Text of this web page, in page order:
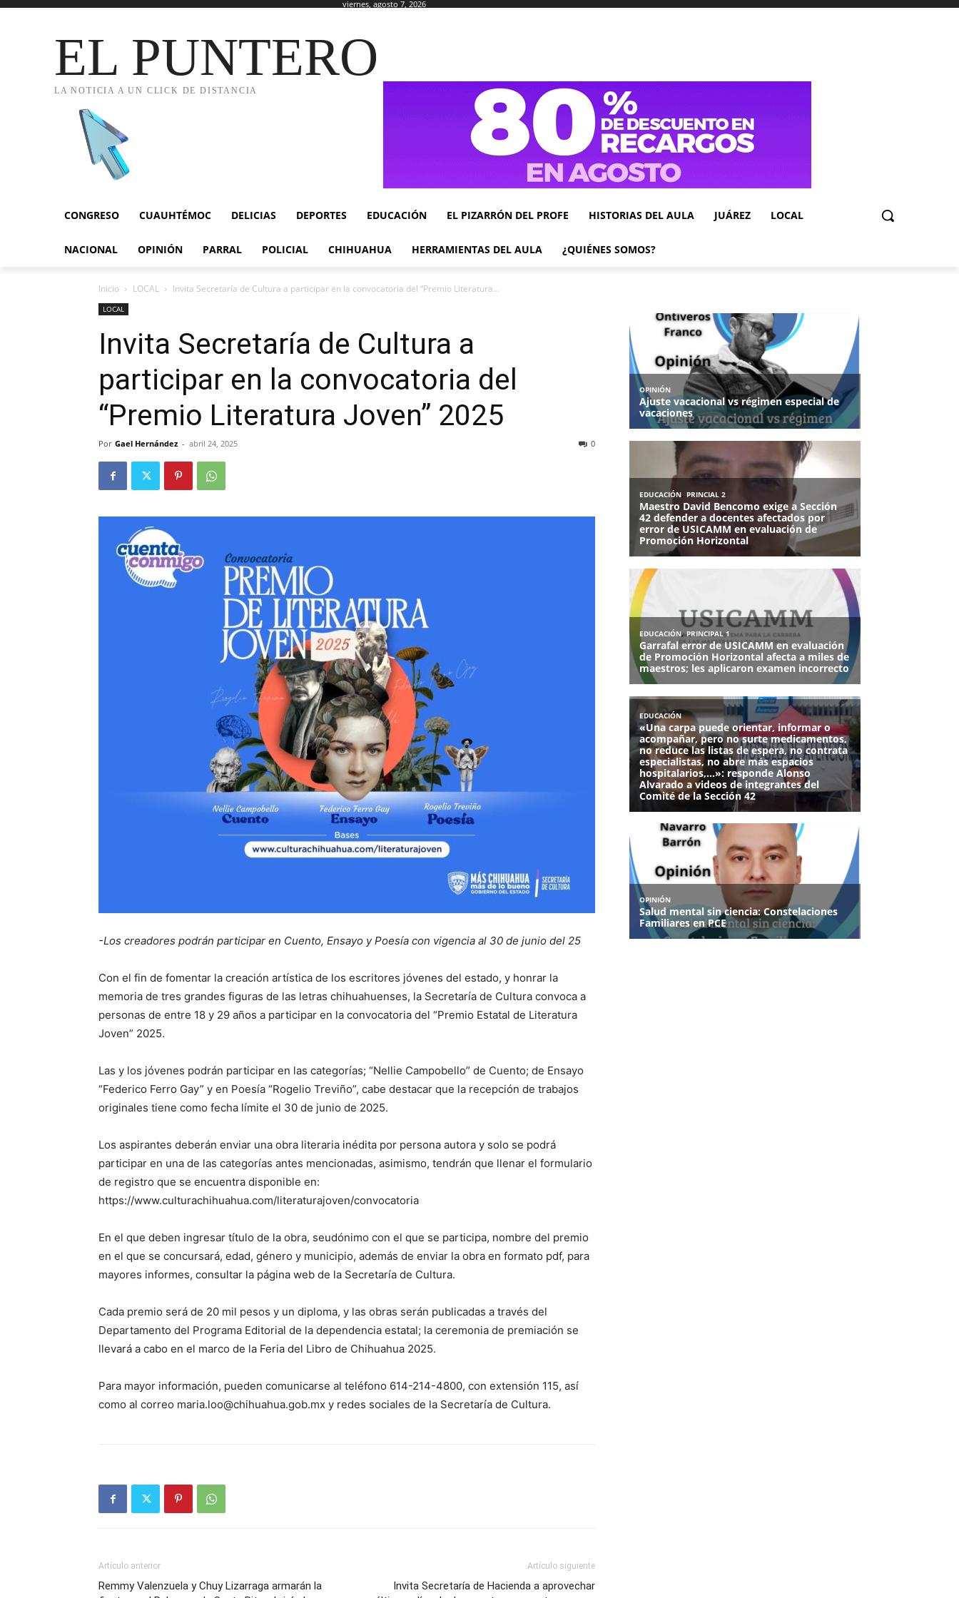
viernes, agosto 7, 2026
EL PUNTERO
LA NOTICIA A UN CLICK DE DISTANCIA
CONGRESO CUAUHTÉMOC DELICIAS DEPORTES EDUCACIÓN EL PIZARRÓN DEL PROFE HISTORIAS DEL AULA JUÁREZ LOCAL
NACIONAL OPINIÓN PARRAL POLICIAL CHIHUAHUA HERRAMIENTAS DEL AULA ¿QUIÉNES SOMOS?
Inicio LOCAL Invita Secretaría de Cultura a participar en la convocatoria del “Premio Literatura...
LOCAL
Invita Secretaría de Cultura a
participar en la convocatoria del
“Premio Literatura Joven” 2025
Por Gael Hernández - abril 24, 2025 0
-Los creadores podrán participar en Cuento, Ensayo y Poesía con vigencia al 30 de junio del 25
Con el fin de fomentar la creación artística de los escritores jóvenes del estado, y honrar la
memoria de tres grandes figuras de las letras chihuahuenses, la Secretaría de Cultura convoca a
personas de entre 18 y 29 años a participar en la convocatoria del “Premio Estatal de Literatura
Joven” 2025.
Las y los jóvenes podrán participar en las categorías; “Nellie Campobello” de Cuento; de Ensayo
“Federico Ferro Gay” y en Poesía “Rogelio Treviño”, cabe destacar que la recepción de trabajos
originales tiene como fecha límite el 30 de junio de 2025.
Los aspirantes deberán enviar una obra literaria inédita por persona autora y solo se podrá
participar en una de las categorías antes mencionadas, asimismo, tendrán que llenar el formulario
de registro que se encuentra disponible en:
https://www.culturachihuahua.com/literaturajoven/convocatoria
En el que deben ingresar título de la obra, seudónimo con el que se participa, nombre del premio
en el que se concursará, edad, género y municipio, además de enviar la obra en formato pdf, para
mayores informes, consultar la página web de la Secretaría de Cultura.
Cada premio será de 20 mil pesos y un diploma, y las obras serán publicadas a través del
Departamento del Programa Editorial de la dependencia estatal; la ceremonia de premiación se
llevará a cabo en el marco de la Feria del Libro de Chihuahua 2025.
Para mayor información, pueden comunicarse al teléfono 614-214-4800, con extensión 115, así
como al correo maria.loo@chihuahua.gob.mx y redes sociales de la Secretaría de Cultura.
Artículo anterior
Remmy Valenzuela y Chuy Lizarraga armarán la
Artículo siguiente
Invita Secretaría de Hacienda a aprovechar